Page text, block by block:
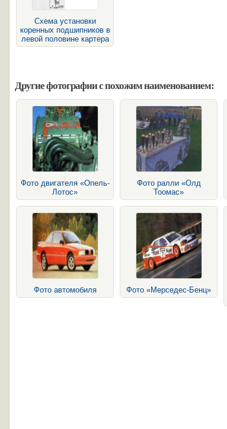
Схема установки
коренных подшипников в
левой половине картера
Другие фотографии с похожим наименованием:
Фото двигателя «Опель-
Лотос»
Фото ралли «Олд
Тоомас»
Фото автомобиля Фото «Мерседес-Бенц»